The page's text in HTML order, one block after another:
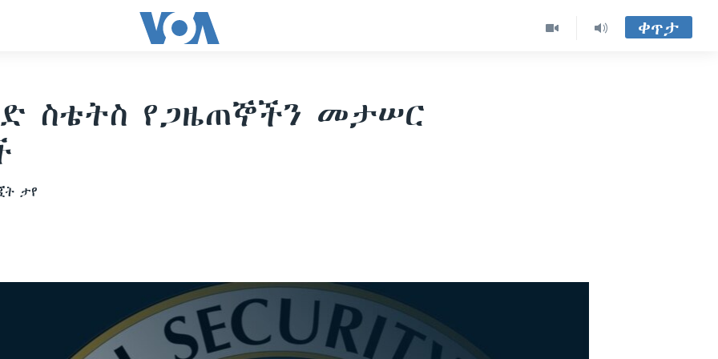
ቀጥታ
ስቴትስ የጋዜጠኞችን መታሠር
ታየ